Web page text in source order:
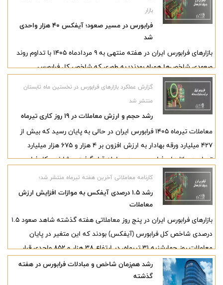
هدف اجرای مصوبه سازمان بورس درباره حداقل سرمایه مطلوب بورس‌ها،
مورد تأیید حسابرس قرار گرفته است.
بازار
فرابورس در مسیر صعود؛ آیفکس ۴۰ هزار واحدی
شد
بازارهای فرابورس ایران در هفته منتهی به ۹ مردادماه ۱۴۰۵ با تداوم روند
صعودی شاخص‌ها همراه بودند؛ به طوری که شاخص کل فرابورس
سال جاری به ۴۴.۳ درصد رسید.
گزارش عملکرد بازارهای فرابورس در نخستین ماه تابستان
منتشر شد
رشد حجم و ارزش معاملات در ۱۹ روز کاری تیرماه
معاملات تیر‌ماه ۱۴۰۵ فرابورس ایران در حالی به پایان رسید که بیش از
۴۲۷ میلیارد ورقه بهادار به ارزش افزون بر ۴ هزار و ۶۷۵ هزار میلیارد
تومان در بازارهای فرابورس مورد معامله قرار گرفت و شاخص کل فرابورس
(آیفکس) نیز در پایان ماه به ارتفاع ۳۸ هزار و ۸۵۳ واحد رسید.کارنامه معاملاتی آخرین هفته تیرماه منتشر شد؛
رشد ۱.۵ درصدی آیفکس به موازات افزایش ارزش
معاملات
بازارهای فرابورس ایران در پنج روز معاملاتی هفته گذشته شاهد صعود ۱.۵
درصدی شاخص کل فرابورس (آیفکس) بودند که این متغیر در پایان
معاملات روز چهارشنبه ۳۱ تیرماه، در ارتفاع ۳۸ هزار و ۸۵۲ واحدی قرار
گرفت.
رشد هم‌زمان شاخص و مبادلات فرابورس در هفته
گذشته